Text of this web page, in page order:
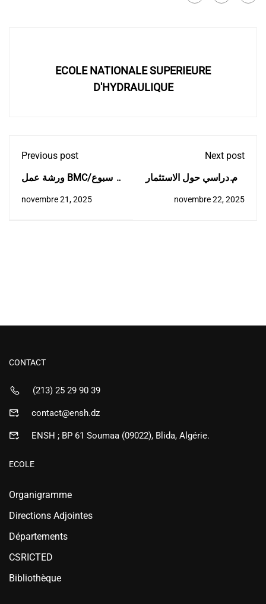
ECOLE NATIONALE SUPERIEURE
D'HYDRAULIQUE
Previous post
ورشة عمل BMC/الأسبوع
novembre 21, 2025
Next post
يوم دراسي حول الاستثمار
التشغيل
novembre 22, 2025
CONTACT
(213) 25 29 90 39
contact@ensh.dz
ENSH ; BP 61 Soumaa (09022), Blida, Algérie.
ECOLE
Organigramme
Directions Adjointes
Départements
CSRICTED
Bibliothèque